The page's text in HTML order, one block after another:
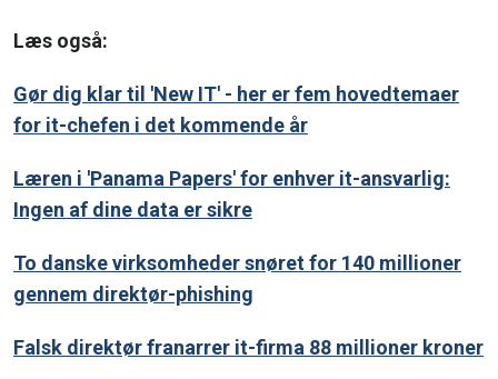
Læs også:
Gør dig klar til 'New IT' - her er fem hovedtemaer
for it-chefen i det kommende år
Læren i 'Panama Papers' for enhver it-ansvarlig:
Ingen af dine data er sikre
To danske virksomheder snøret for 140 millioner
gennem direktør-phishing
Falsk direktør franarrer it-firma 88 millioner kroner